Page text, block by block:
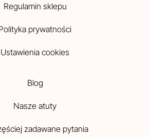
Regulamin sklepu
prywatności
Ustawienia cookies
Blog
Nasze atuty
zadawane pytania